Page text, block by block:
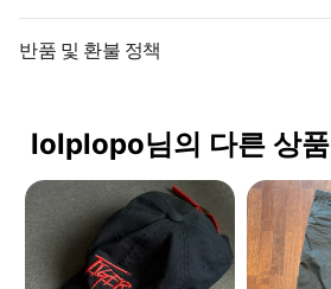
반품 및 환불 정책
lolplopo님의 다른 상품